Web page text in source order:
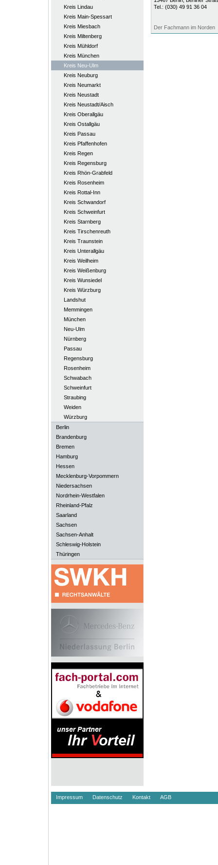
Kreis Lindau
Kreis Main-Spessart
Kreis Miesbach
Kreis Miltenberg
Kreis Mühldorf
Kreis München
Kreis Neu-Ulm
Kreis Neuburg
Kreis Neumarkt
Kreis Neustadt
Kreis Neustadt/Aisch
Kreis Oberallgäu
Kreis Ostallgäu
Kreis Passau
Kreis Pfaffenhofen
Kreis Regen
Kreis Regensburg
Kreis Rhön-Grabfeld
Kreis Rosenheim
Kreis Rottal-Inn
Kreis Schwandorf
Kreis Schweinfurt
Kreis Starnberg
Kreis Tirschenreuth
Kreis Traunstein
Kreis Unterallgäu
Kreis Weilheim
Kreis Weißenburg
Kreis Wunsiedel
Kreis Würzburg
Landshut
Memmingen
München
Neu-Ulm
Nürnberg
Passau
Regensburg
Rosenheim
Schwabach
Schweinfurt
Straubing
Weiden
Würzburg
Berlin
Brandenburg
Bremen
Hamburg
Hessen
Mecklenburg-Vorpommern
Niedersachsen
Nordrhein-Westfalen
Rheinland-Pfalz
Saarland
Sachsen
Sachsen-Anhalt
Schleswig-Holstein
Thüringen
Tel.: (030) 49 91 36 04
Der Fachmann im Norden
Impressum Datenschutz Kontakt AGB